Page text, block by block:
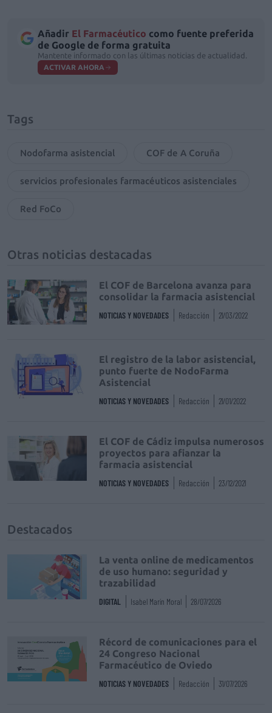
Añadir El Farmacéutico como fuente preferida
de Google de forma gratuita
Mantente informado con las últimas noticias de actualidad.
ACTIVAR AHORA
Tags
Nodofarma asistencial COF de A Coruña
servicios profesionales farmacéuticos asistenciales
Red FoCo
Otras noticias destacadas
El COF de Barcelona avanza para
consolidar la farmacia asistencial
NOTICIAS Y NOVEDADES Redacción 21/03/2022
El registro de la labor asistencial,
punto fuerte de NodoFarma
Asistencial
NOTICIAS Y NOVEDADES Redacción 21/01/2022
El COF de Cádiz impulsa numerosos
proyectos para afianzar la
farmacia asistencial
NOTICIAS Y NOVEDADES Redacción 23/12/2021
Destacados
La venta online de medicamentos
de uso humano: seguridad y
trazabilidad
DIGITAL Isabel Marín Moral 28/07/2026
Récord de comunicaciones para el
24 Congreso Nacional
Farmacéutico de Oviedo
NOTICIAS Y NOVEDADES Redacción 31/07/2026